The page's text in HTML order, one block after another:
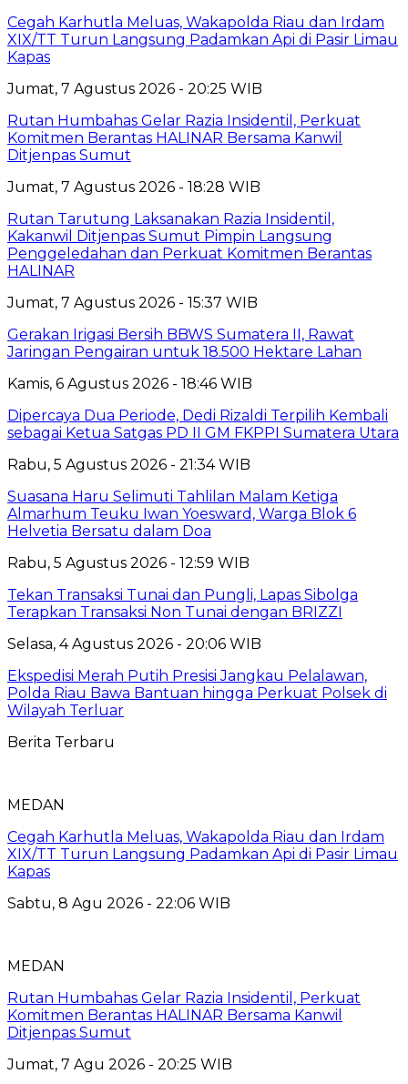
Cegah Karhutla Meluas, Wakapolda Riau dan Irdam
XIX/TT Turun Langsung Padamkan Api di Pasir Limau
Kapas
Jumat, 7 Agustus 2026 - 20:25 WIB
Rutan Humbahas Gelar Razia Insidentil, Perkuat
Komitmen Berantas HALINAR Bersama Kanwil
Ditjenpas Sumut
Jumat, 7 Agustus 2026 - 18:28 WIB
Rutan Tarutung Laksanakan Razia Insidentil,
Kakanwil Ditjenpas Sumut Pimpin Langsung
Penggeledahan dan Perkuat Komitmen Berantas
HALINAR
Jumat, 7 Agustus 2026 - 15:37 WIB
Gerakan Irigasi Bersih BBWS Sumatera II, Rawat
Jaringan Pengairan untuk 18.500 Hektare Lahan
Kamis, 6 Agustus 2026 - 18:46 WIB
Dipercaya Dua Periode, Dedi Rizaldi Terpilih Kembali
sebagai Ketua Satgas PD II GM FKPPI Sumatera Utara
Rabu, 5 Agustus 2026 - 21:34 WIB
Suasana Haru Selimuti Tahlilan Malam Ketiga
Almarhum Teuku Iwan Yoesward, Warga Blok 6
Helvetia Bersatu dalam Doa
Rabu, 5 Agustus 2026 - 12:59 WIB
Tekan Transaksi Tunai dan Pungli, Lapas Sibolga
Terapkan Transaksi Non Tunai dengan BRIZZI
Selasa, 4 Agustus 2026 - 20:06 WIB
Ekspedisi Merah Putih Presisi Jangkau Pelalawan,
Polda Riau Bawa Bantuan hingga Perkuat Polsek di
Wilayah Terluar
Berita Terbaru
MEDAN
Cegah Karhutla Meluas, Wakapolda Riau dan Irdam
XIX/TT Turun Langsung Padamkan Api di Pasir Limau
Kapas
Sabtu, 8 Agu 2026 - 22:06 WIB
MEDAN
Rutan Humbahas Gelar Razia Insidentil, Perkuat
Komitmen Berantas HALINAR Bersama Kanwil
Ditjenpas Sumut
Jumat, 7 Agu 2026 - 20:25 WIB